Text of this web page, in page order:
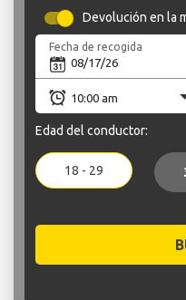
Devolución en la
Fecha de recogida
Edad del conductor:
18 - 29